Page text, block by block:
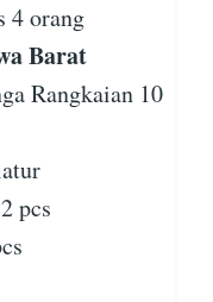
4 orang
Barat
Rangkaian 10
pcs